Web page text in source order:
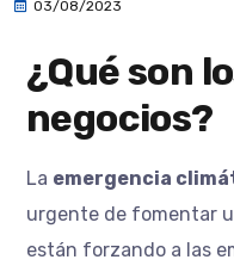
03/08/2023
¿Qué son
negocios?
La emergencia
urgente de fomentar
están forzando a las